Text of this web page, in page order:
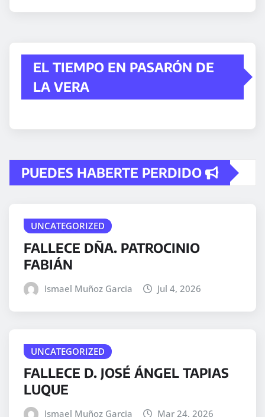
EL TIEMPO EN PASARÓN DE
LA VERA
PUEDES HABERTE PERDIDO
UNCATEGORIZED
FALLECE DÑA. PATROCINIO
FABIÁN
Ismael Muñoz Garcia Jul 4, 2026
UNCATEGORIZED
FALLECE D. JOSÉ ÁNGEL TAPIAS
LUQUE
Ismael Muñoz Garcia Mar 24, 2026